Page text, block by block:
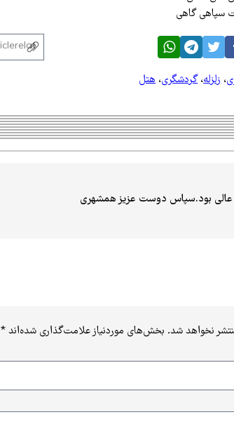
سپاهی گاهی
،زلزله،گردشگری،هتل
عالی بود.سپاس دوست عزیز همشهری
نخواهد شد. بخش‌های موردنیاز علامت‌گذاری شده‌اند*